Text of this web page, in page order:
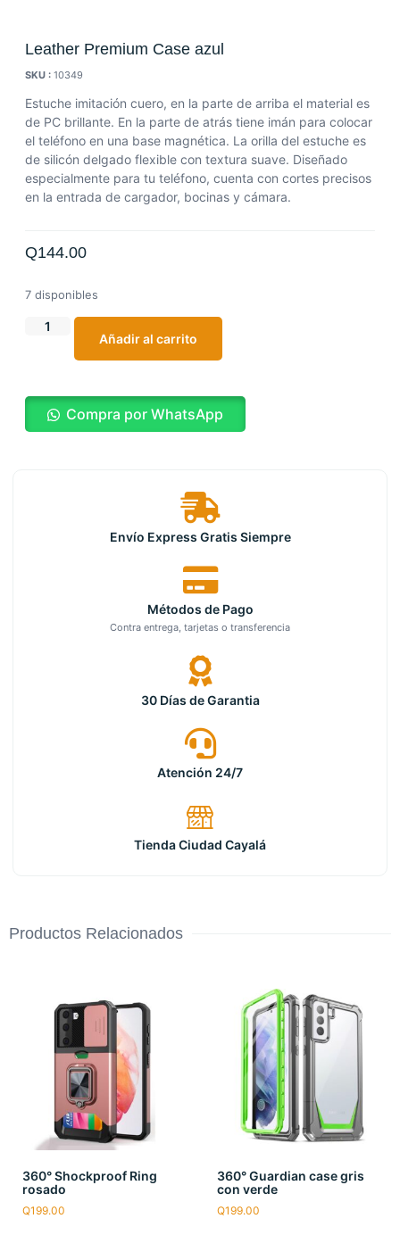
Leather Premium Case azul
SKU : 10349
Estuche imitación cuero, en la parte de arriba el material es
de PC brillante. En la parte de atrás tiene imán para colocar
el teléfono en una base magnética. La orilla del estuche es
de silicón delgado flexible con textura suave. Diseñado
especialmente para tu teléfono, cuenta con cortes precisos
en la entrada de cargador, bocinas y cámara.
Q144.00
7 disponibles
Añadir al carrito
Compra por WhatsApp
Envío Express Gratis Siempre
Métodos de Pago
Contra entrega, tarjetas o transferencia
30 Días de Garantia
Atención 24/7
Tienda Ciudad Cayalá
Productos Relacionados
360° Shockproof Ring
rosado
Q199.00
360° Guardian case gris
con verde
Q199.00